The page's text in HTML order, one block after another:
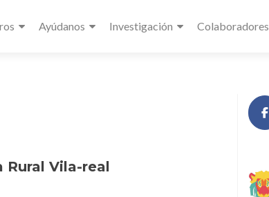
Ayúdanos Investigación Colaboradores
Rural Vila-real